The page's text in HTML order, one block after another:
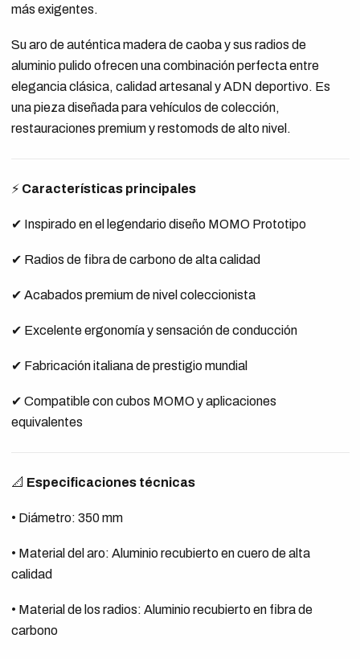
más exigentes.
Su aro de auténtica madera de caoba y sus radios de
aluminio pulido ofrecen una combinación perfecta entre
elegancia clásica, calidad artesanal y ADN deportivo. Es
una pieza diseñada para vehículos de colección,
restauraciones premium y restomods de alto nivel.
⚡ Características principales
✔ Inspirado en el legendario diseño MOMO Prototipo
✔ Radios de fibra de carbono de alta calidad
✔ Acabados premium de nivel coleccionista
✔ Excelente ergonomía y sensación de conducción
✔ Fabricación italiana de prestigio mundial
✔ Compatible con cubos MOMO y aplicaciones
equivalentes
📐 Especificaciones técnicas
• Diámetro: 350 mm
• Material del aro: Aluminio recubierto en cuero de alta
calidad
• Material de los radios: Aluminio recubierto en fibra de
carbono